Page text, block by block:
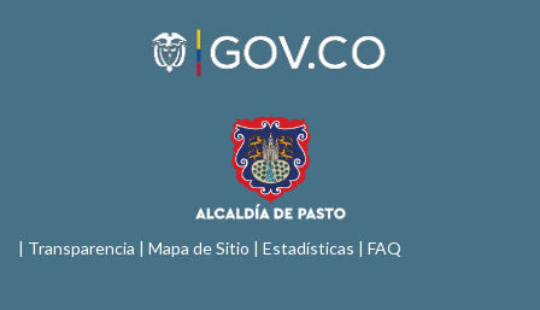
| Transparencia | Mapa de Sitio | Estadísticas | FAQ